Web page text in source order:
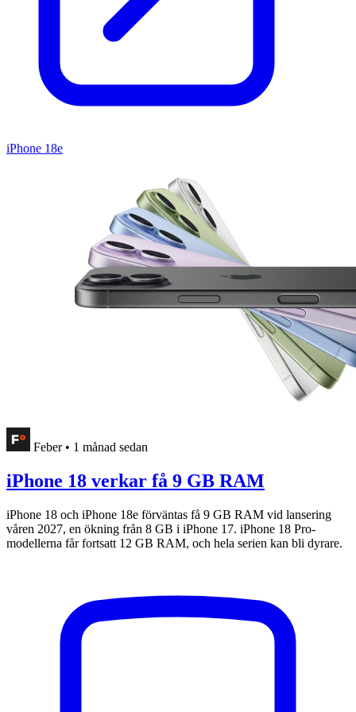
iPhone 18e
Feber • 1 månad sedan
iPhone 18 verkar få 9 GB RAM
iPhone 18 och iPhone 18e förväntas få 9 GB RAM vid lansering
våren 2027, en ökning från 8 GB i iPhone 17. iPhone 18 Pro-
modellerna får fortsatt 12 GB RAM, och hela serien kan bli dyrare.